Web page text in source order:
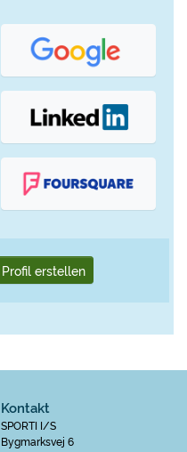
Profil erstellen
Kontakt
SPORTI I/S
Bygmarksvej 6